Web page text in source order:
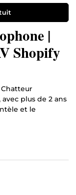
|
client | SAV Shopify
Chatteur
plus de 2 ans
et le
permettant de